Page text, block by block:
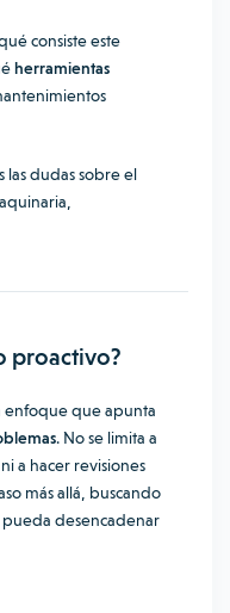
consiste este
herramientas
las dudas sobre el
proactivo?
enfoque que apunta
. No se limita a
a hacer revisiones
más allá, buscando
desencadenar